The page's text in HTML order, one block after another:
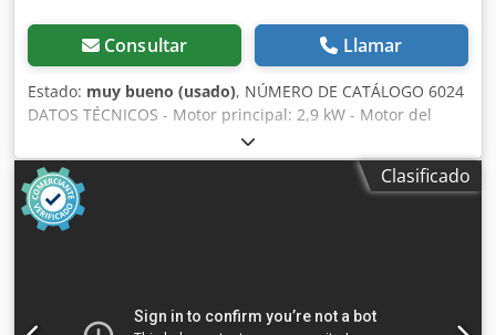
Consultar Llamar
Estado: muy bueno (usado), NÚMERO DE CATÁLOGO 6024
DATOS TÉCNICOS - Motor principal: 2,9 kW - Motor del
husillo: 0,75 kW - Motor de avance del carro: 0,75 kW -
Alimentación: 380V - Dimensiones (largo/ancho/alto):
1600x1100x1200mm - Peso: 891kg La máquina está
equipada con: – 2 mesas de 300x340mm – Sujetadores
neumáticos – Mesas ajustables en ángulo en dos planos –
regulables en altura (arriba/abajo) – Regulación del ancho
Clasificado